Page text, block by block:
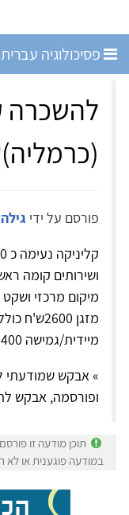
פסיכולוגיה עברית
להשכרה
פורסם על ידי
ושירותים קומה
מיקום מרכזי
מזגן
מיידית/גמישה 054-6430400
» אבקש שמודעתי
ופורסמה, אבקש
תוכן מודעה זו
במודעה פוגענית או לא